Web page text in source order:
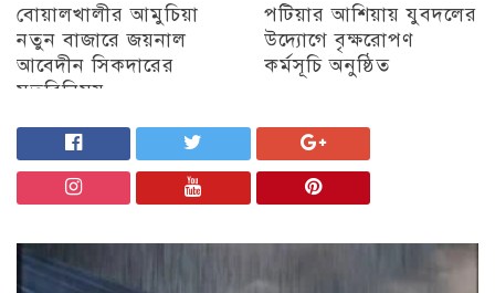
বোয়ালখালীর আমুচিয়া
নতুন বাজারে জয়নাল
আবেদীন সিকদারের
মতবিনিময়
চট্টগ্রাম
পটিয়ার আশিয়ায় যুবদলের
উদ্যোগে বৃক্ষরোপণ
কর্মসূচি অনুষ্ঠিত